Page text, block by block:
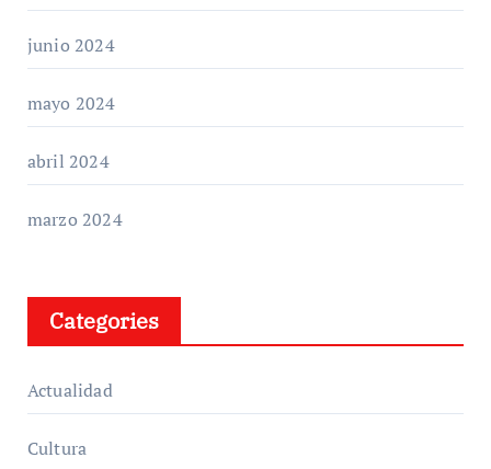
junio 2024
mayo 2024
abril 2024
marzo 2024
Categories
Actualidad
Cultura